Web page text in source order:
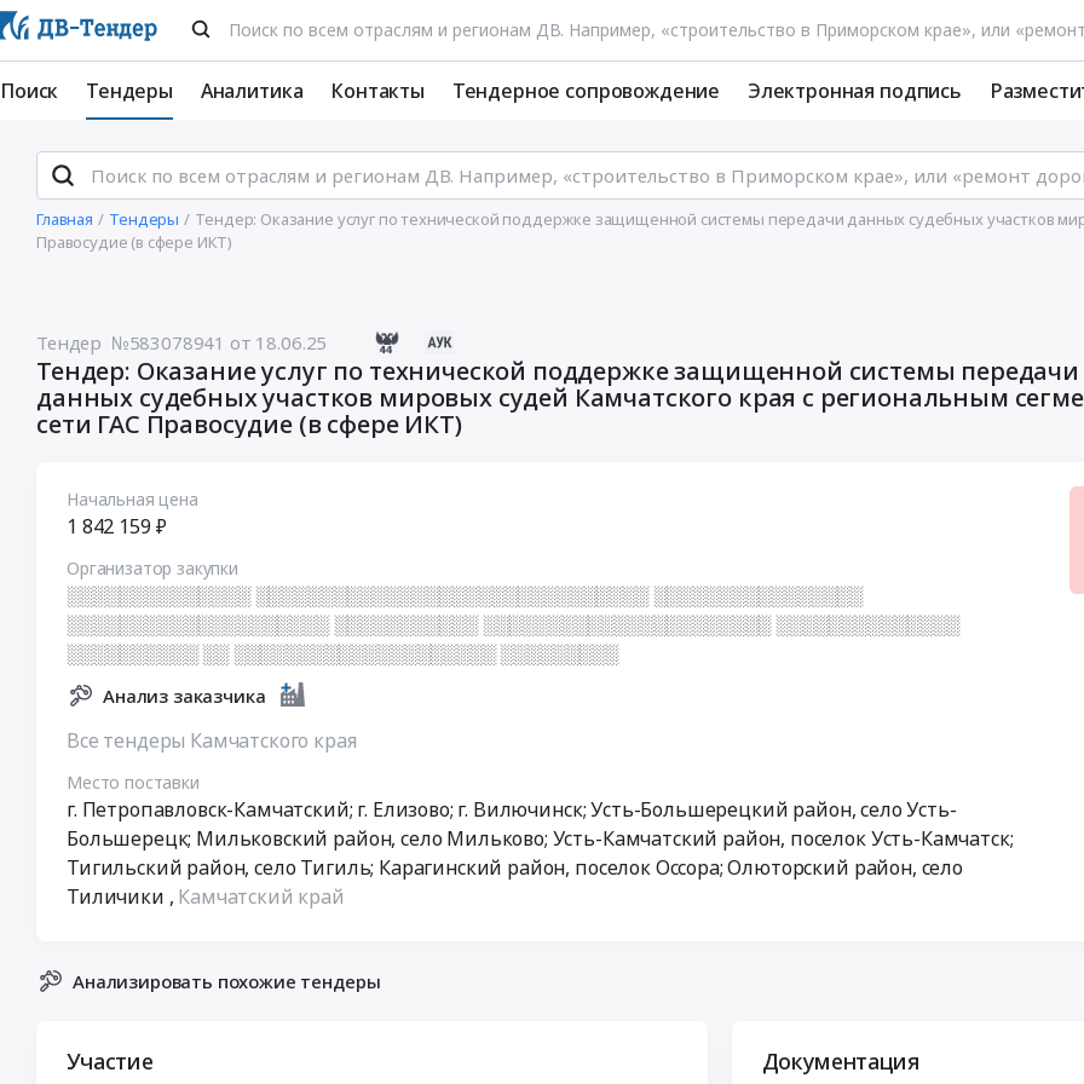
Поиск Тендеры Аналитика Контакты Тендерное сопровождение Электронная подпись
Главная Тендеры
Тендер: Оказание услуг по технической поддержке защищенной системы передачи данных судебных участков
Правосудие (в сфере ИКТ)
Тендер №583078941 от 18.06.25
Тендер: Оказание услуг по технической поддержке защищенной системы передачи
данных судебных участков мировых судей Камчатского края с региональным
сети ГАС Правосудие (в сфере ИКТ)
Начальная цена
1 842 159 ₽
Организатор закупки
░░░░░░░░░░░░░░ ░░░░░░░░░░░░░░░░░░░░░░░░░░░░░░ ░░░░░░░░░░░░░░░░
░░░░░░░░░░░░░░░░░░░░ ░░░░░░░░░░░ ░░░░░░░░░░░░░░░░░░░░░░ ░░░░░░░░░░░░░░
░░░░░░░░░░ ░░ ░░░░░░░░░░░░░░░░░░░░ ░░░░░░░░░
Анализ заказчика
Все тендеры Камчатского края
Место поставки
г. Петропавловск-Камчатский; г. Елизово; г. Вилючинск; Усть-Большерецкий район, село Усть-
Большерецк; Мильковский район, село Мильково; Усть-Камчатский район, поселок Усть-Камчатск;
Тигильский район, село Тигиль; Карагинский район, поселок Оссора; Олюторский район, село
Тиличики , Камчатский край
Анализировать похожие тендеры
Участие Документация